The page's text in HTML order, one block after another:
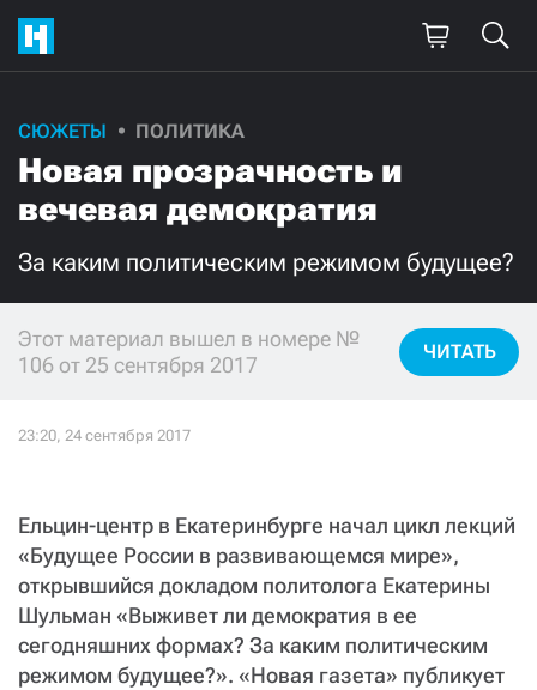
СЮЖЕТЫ ПОЛИТИКА
Новая прозрачность и
вечевая демократия
За каким политическим режимом будущее?
Этот материал вышел в номере №
106 от 25 сентября 2017
ЧИТАТЬ
Ельцин-центр в Екатеринбурге начал цикл лекций
«Будущее России в развивающемся мире»,
открывшийся докладом политолога Екатерины
Шульман «Выживет ли демократия в ее
сегодняшних формах? За каким политическим
режимом будущее?». «Новая газета» публикует
Поддержите
нашу работу!
Ежемесячно Разово
3000 1000
500 300
условия и подтверждаю свое гражданство РФ
СТАТЬ СОУЧАСТНИКОМ
ПОДЕЛИТЬСЯ С ДРУЗЬЯМИ
Если у вас есть вопросы, пишите donate@novayagazeta.ru
звоните:
+7 (929) 612-03-68